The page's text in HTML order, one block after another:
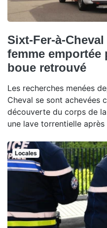
Sixt-Fer-à-
femme emportée
boue retrouvé
Les recherches menées
Cheval se sont achevées
découverte du corps de
une lave torrentielle
Locales